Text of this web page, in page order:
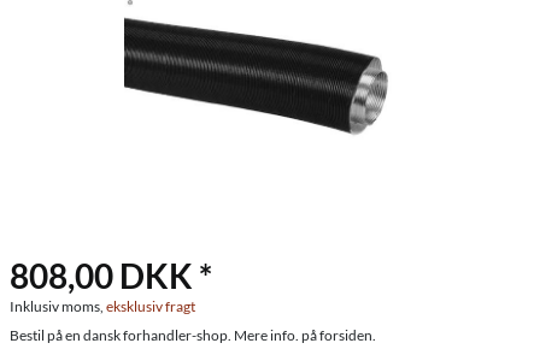
808,00 DKK *
Inklusiv moms, eksklusiv fragt
Bestil på en dansk forhandler-shop. Mere info. på forsiden.